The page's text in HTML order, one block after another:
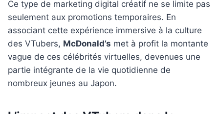
Ce type de marketing digital créatif ne se limite pas
seulement aux promotions temporaires. En
associant cette expérience immersive à la culture
des VTubers, McDonald’s met à profit la montante
vague de ces célébrités virtuelles, devenues une
partie intégrante de la vie quotidienne de
nombreux jeunes au Japon.